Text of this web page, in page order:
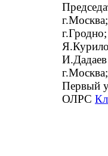
Первый
ОЛРС